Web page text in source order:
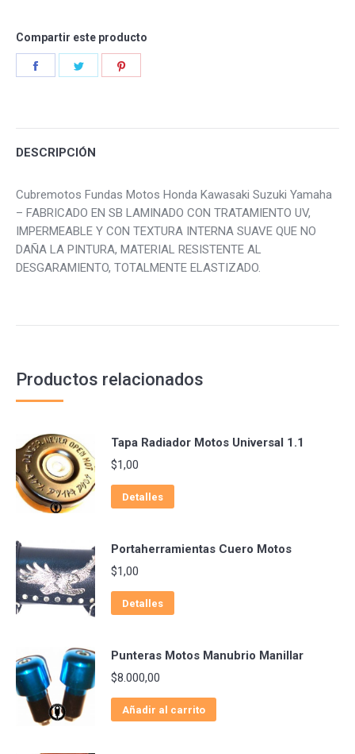
Compartir este producto
DESCRIPCIÓN
Cubremotos Fundas Motos Honda Kawasaki Suzuki Yamaha
– FABRICADO EN SB LAMINADO CON TRATAMIENTO UV,
IMPERMEABLE Y CON TEXTURA INTERNA SUAVE QUE NO
DAÑA LA PINTURA, MATERIAL RESISTENTE AL
DESGARAMIENTO, TOTALMENTE ELASTIZADO.
Productos relacionados
Tapa Radiador Motos Universal 1.1
$1,00
Detalles
Portaherramientas Cuero Motos
$1,00
Detalles
Punteras Motos Manubrio Manillar
$8.000,00
Añadir al carrito